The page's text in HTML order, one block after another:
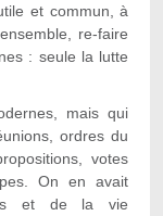
et commun, à
re-faire
: seule la lutte
mais qui
ordres du
votes
On en avait
et de la vie